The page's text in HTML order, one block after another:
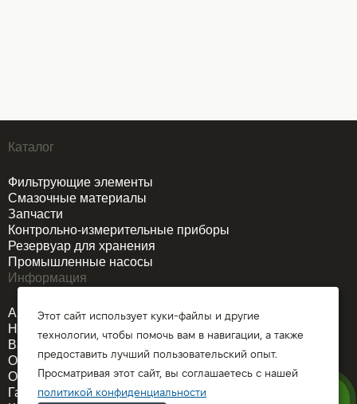
Каталог
Фильтрующие элементы
Смазочные материалы
Запчасти
Контрольно-измерительные приборы
Резервуар для хранения
Промышленные насосы
Информация
Акции
Новости
Вакансии
О компании
Оплата и доставка
Гарантия
Этот сайт использует куки-файлы и другие
технологии, чтобы помочь вам в навигации, а также
предоставить лучший пользовательский опыт.
Просматривая этот сайт, вы соглашаетесь с нашей
политикой конфиденциальности